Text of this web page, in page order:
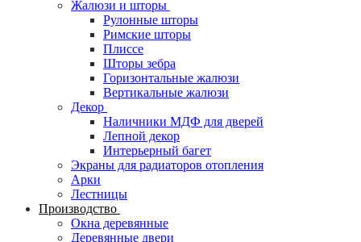
Жалюзи и шторы
Рулонные шторы
Римские шторы
Плиссе
Шторы зебра
Горизонтальные жалюзи
Вертикальные жалюзи
Декор
Наличники МДФ для дверей
Лепной декор
Интерьерный багет
Экраны для радиаторов отопления
Арки
Лестницы
Производство
Окна деревянные
Деревянные двери